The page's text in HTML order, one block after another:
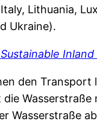
Lithuania,
Ukraine).
den
Wasserstraße